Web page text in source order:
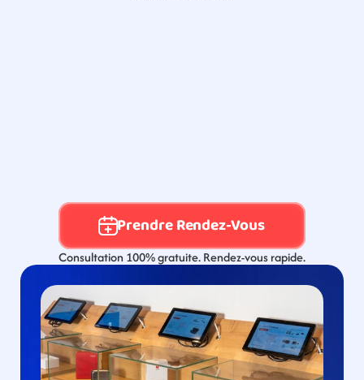
Prendre Rendez-Vous
Consultation 100% gratuite. Rendez-vous rapide.